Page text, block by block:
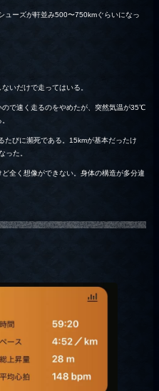
ューズが軒並み500〜750kmぐらいになっ
いだけで走ってはいる。
で速く走るのをやめたが、突然気温が35℃
たびに瀕死である。15kmが基本だったけ
った。
全く想像ができない。身体の構造が多分違